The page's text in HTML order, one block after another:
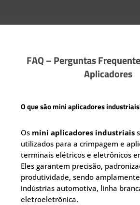
FAQ – Perguntas
Aplicadores
O que são mini aplicadores
Os mini aplicadores industriais
utilizados para a crimpagem e
terminais elétricos e eletrônicos
Eles garantem precisão,
produtividade, sendo
indústrias automotiva, linha
eletroeletrônica.